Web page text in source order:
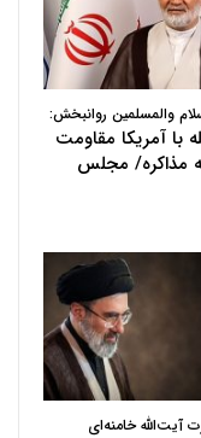
والمسلمین روانبخش:
با آمریکا مقاومت
مذاکره/ مجلس
آیت‌الله خامنه‌ای